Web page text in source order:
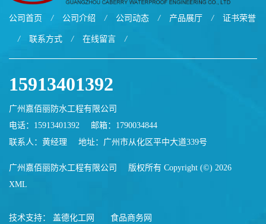
公司首页 / 公司介绍 / 公司动态 / 产品展厅 / 证书荣誉
/ 联系方式 / 在线留言 /
15913401392
广州嘉佰丽防水工程有限公司
电话：15913401392
邮箱： 1790034844
联系人：黄经理
地址：广州市从化区平中大道339号
广州嘉佰丽防水工程有限公司
版权所有 Copyright (©) 2026
XML
技术支持： 盖德化工网 食品商务网